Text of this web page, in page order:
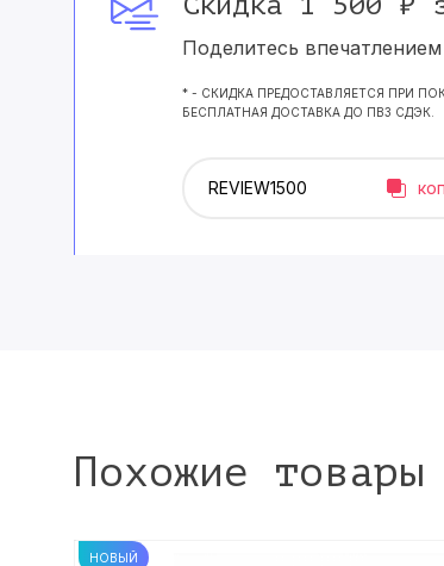
Поделитесь
* - СКИДКА ПРЕДОСТАВЛЯЕТСЯ ПРИ
БЕСПЛАТНАЯ ДОСТАВКА ДО ПВЗ СДЭК.
Похожие товары
НОВЫЙ